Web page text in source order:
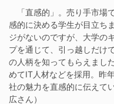
「直感的」。売り手市場
感的に決める学生が目立ち
ジがないのですが、大学の
プを通じて、引っ越しだけ
の人柄を知ってもらえまし
めてIT人材などを採用。昨
社の魅力を直感的に伝えて
広さん）